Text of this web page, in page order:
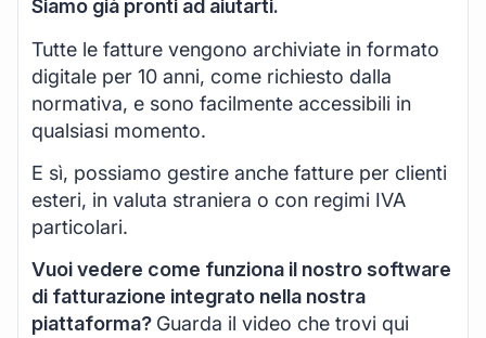
Siamo già pronti ad aiutarti.
Tutte le fatture vengono archiviate in formato
digitale per 10 anni, come richiesto dalla
normativa, e sono facilmente accessibili in
qualsiasi momento.
E sì, possiamo gestire anche fatture per clienti
esteri, in valuta straniera o con regimi IVA
particolari.
Vuoi vedere come funziona il nostro software
di fatturazione integrato nella nostra
piattaforma? Guarda il video che trovi qui